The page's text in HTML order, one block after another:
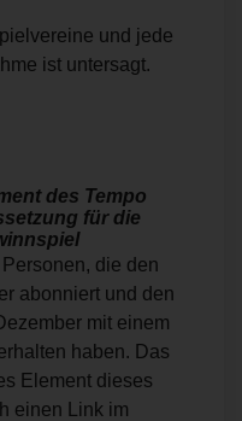
und jede
ist untersagt.
des Tempo
für die
die den
abonniert und den
mit einem
haben. Das
Element dieses
einen Link im